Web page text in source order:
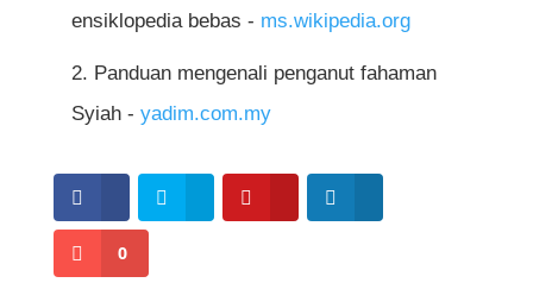
Husain, yang kadangkala melibatkan
sendiri, yang tidak diterima dalam ajaran
Sunni.
ensiklopedia bebas - ms.wikipedia.org
Panduan mengenali penganut fahaman
Syiah - yadim.com.my
0